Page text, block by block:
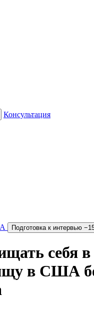
Консультация
Подготовка к интервью
себя в
в США